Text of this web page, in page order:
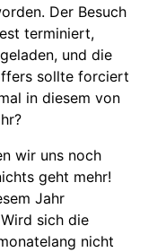
Der Besuch
terminiert,
und die
sollte forciert
in diesem von
wir uns noch
geht mehr!
Jahr
sich die
nicht